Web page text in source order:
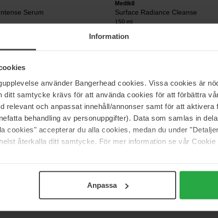
Information
använder Bangerhead cookies. Vissa cookies är
ditt samtycke krävs för att använda cookies för att förbättra
relevant och anpassat innehåll/annonser samt för att aktivera
behandling av personuppgifter). Data som samlas in
cookies" accepterar du alla cookies, medan du under
återkalla ditt samtycke. För mer information se vår
Anpassa
Serum
kr
Medik8
Surface Radiance Cleanse
150 ml
225 kr
Ceramide Eye 3
kr
Medik8
EyeLift
15 ml
392 kr
Normalpris 465 kr
Vis flere